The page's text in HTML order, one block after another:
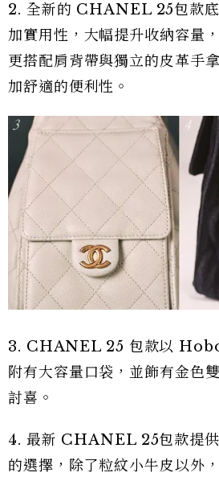
2. 全新的 CHANEL 25包款底
加實用性，大幅提升收納容量
更搭配肩背帶與獨立的皮革手
加舒適的便利性。
3. CHANEL 25 包款以 Hobo
附有大容量口袋，並飾有金色
討喜。
4. 最新 CHANEL 25包款提供
的選擇，除了粒紋小牛皮以外